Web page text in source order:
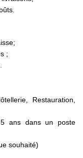
;
Restauration,
ans dans un poste
souhaité)